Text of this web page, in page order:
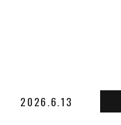
トップページ
2026.6.13